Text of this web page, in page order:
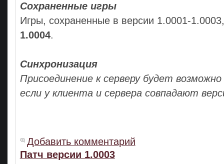
Сохраненные игры
Игры, сохраненные в версии 1.0001-
1.0004.
Синхронизация
Присоединение к серверу будет
если у клиента и сервера совпадают
Добавить комментарий
Патч версии 1.0003